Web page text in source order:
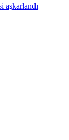
aşkarlandı